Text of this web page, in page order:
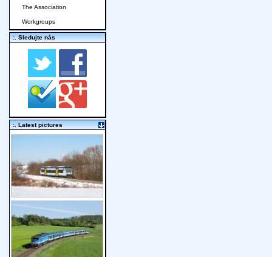
The Association
Workgroups
:. Sledujte nás
:. Latest pictures